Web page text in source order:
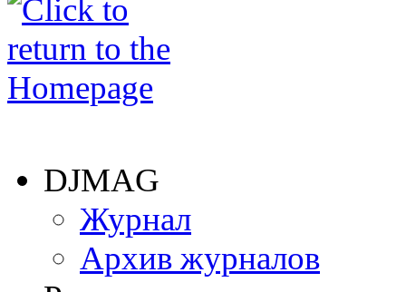
DJMAG
Журнал
Архив журналов